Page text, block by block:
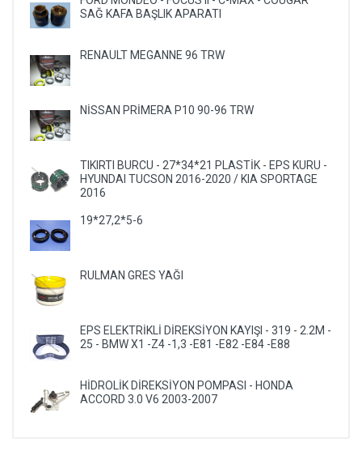
SAĞ KAFA BAŞLIK APARATI
RENAULT MEGANNE 96 TRW
NİSSAN PRİMERA P10 90-96 TRW
TIKIRTI BURCU - 27*34*21 PLASTİK - EPS KURU -
HYUNDAI TUCSON 2016-2020 / KIA SPORTAGE
2016
19*27,2*5-6
RULMAN GRES YAĞI
EPS ELEKTRİKLİ DİREKSİYON KAYIŞI - 319 - 2.2M -
25 - BMW X1 -Z4 -1,3 -E81 -E82 -E84 -E88
HİDROLİK DİREKSİYON POMPASI - HONDA
ACCORD 3.0 V6 2003-2007